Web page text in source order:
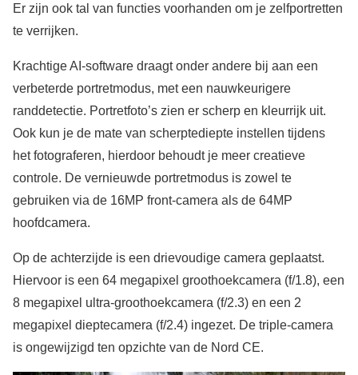
Er zijn ook tal van functies voorhanden om je zelfportretten
te verrijken.
Krachtige AI-software draagt onder andere bij aan een
verbeterde portretmodus, met een nauwkeurigere
randdetectie. Portretfoto’s zien er scherp en kleurrijk uit.
Ook kun je de mate van scherptediepte instellen tijdens
het fotograferen, hierdoor behoudt je meer creatieve
controle. De vernieuwde portretmodus is zowel te
gebruiken via de 16MP front-camera als de 64MP
hoofdcamera.
Op de achterzijde is een drievoudige camera geplaatst.
Hiervoor is een 64 megapixel groothoekcamera (f/1.8), een
8 megapixel ultra-groothoekcamera (f/2.3) en een 2
megapixel dieptecamera (f/2.4) ingezet. De triple-camera
is ongewijzigd ten opzichte van de Nord CE.